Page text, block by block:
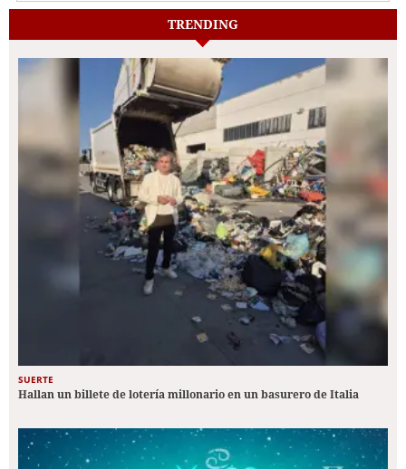
TRENDING
SUERTE
Hallan un billete de lotería millonario en un basurero de Italia